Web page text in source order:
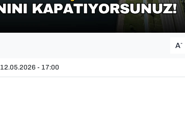
A-
12.05.2026 - 17:00